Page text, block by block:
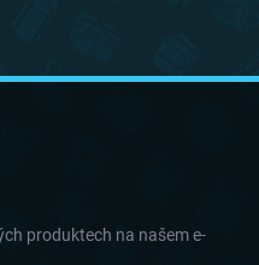
produktech na našem e-